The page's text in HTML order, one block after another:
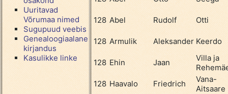
Uuritavad
Võrumaa nimed
Sugupuud veebis
Genealoogiaalane
kirjandus
Kasulikke linke
128 Abel Rudolf Otti
128 Armulik Aleksander Keerdo
128 Ehin Jaan
Villa ja
128 Haavalo Friedrich
Vana-
Aitsaare